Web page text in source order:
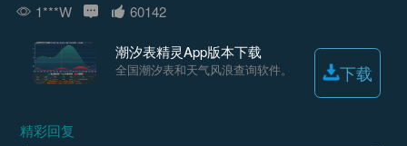
1***W 60142
潮汐表精灵App版本下载
全国潮汐表和天气风浪查询软件。 下载
精彩回复